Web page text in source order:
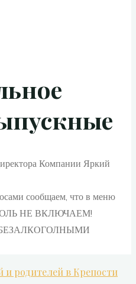
Компании Яркий
сообщаем, что в меню
НЕ ВКЛЮЧАЕМ!
и родителей в Крепости